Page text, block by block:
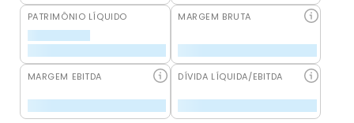
PATRIMÔNIO LÍQUIDO MARGEM BRUTA
MARGEM EBITDA DÍVIDA LÍQUIDA/EBITDA